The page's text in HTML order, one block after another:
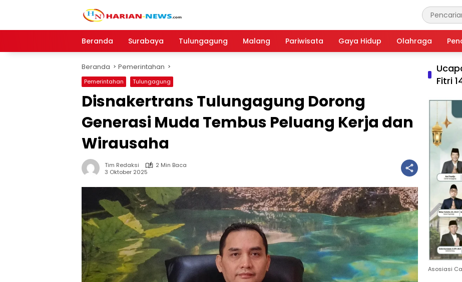
Beranda
Surabaya Tulungagung Malang Pariwisata Gaya Hidup Olahraga
Beranda Pemerintahan
Pemerintahan Tulungagung
Disnakertrans Tulungagung Dorong
Generasi Muda Tembus Peluang Kerja dan
Wirausaha
Tim Redaksi
2 Min Baca
3 Oktober 2025
Fitri
Asosiasi